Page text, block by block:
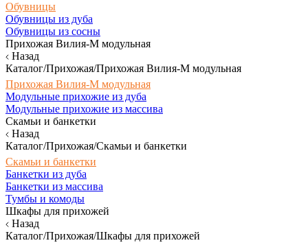
Обувницы
Обувницы из дуба
Обувницы из сосны
Прихожая Вилия-М модульная
Назад
Каталог/Прихожая/Прихожая Вилия-М модульная
Прихожая Вилия-М модульная
Модульные прихожие из дуба
Модульные прихожие из массива
Скамьи и банкетки
Назад
Каталог/Прихожая/Скамьи и банкетки
Скамьи и банкетки
Банкетки из дуба
Банкетки из массива
Тумбы и комоды
Шкафы для прихожей
Назад
Каталог/Прихожая/Шкафы для прихожей